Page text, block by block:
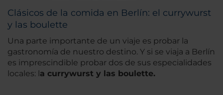
Clásicos de la comida en Berlín: el currywurst
y las boulette
Una parte importante de un viaje es probar la
gastronomía de nuestro destino. Y si se viaja a Berlín
es imprescindible probar dos de sus especialidades
locales: la currywurst y las boulette.